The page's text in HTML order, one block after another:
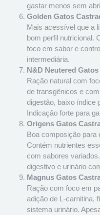
gastar menos sem
Golden Gatos
Mais acessível que a
bom perfil nutricional.
foco em sabor e
intermediária.
N&D Neutered
Ração natural com
de transgênicos e
digestão, baixo índice
Indicação forte para
Origens Gatos
Boa composição para
Contém nutrientes
com sabores
digestivo e urinário
Magnus Gatos
Ração com foco em
adição de L-carnitina,
sistema urinário.